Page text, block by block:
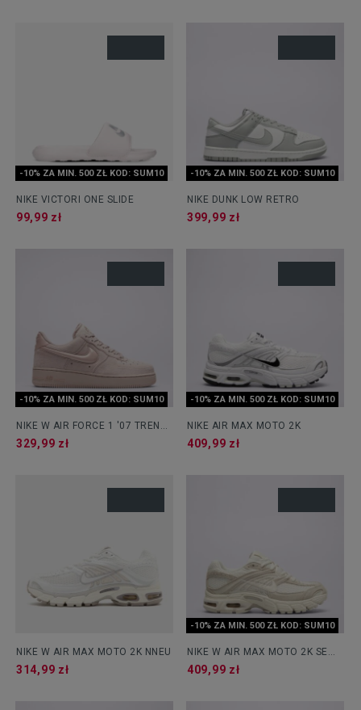
-10% ZA MIN. 500 ZŁ KOD: SUM10
NIKE VICTORI ONE SLIDE
99,99 zł
-10% ZA MIN. 500 ZŁ KOD: SUM10
NIKE DUNK LOW RETRO
399,99 zł
-10% ZA MIN. 500 ZŁ KOD: SUM10
NIKE W AIR FORCE 1 '07 TREND
RM
329,99 zł
-10% ZA MIN. 500 ZŁ KOD: SUM10
NIKE AIR MAX MOTO 2K
409,99 zł
NIKE W AIR MAX MOTO 2K NNEU
314,99 zł
-10% ZA MIN. 500 ZŁ KOD: SUM10
NIKE W AIR MAX MOTO 2K SE
SUE
409,99 zł